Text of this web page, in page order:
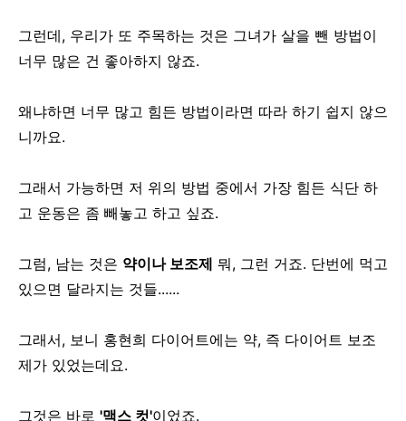
그런데, 우리가 또 주목하는 것은 그녀가 살을 뺀 방법이
너무 많은 건 좋아하지 않죠.
왜냐하면 너무 많고 힘든 방법이라면 따라 하기 쉽지 않으
니까요.
그래서 가능하면 저 위의 방법 중에서 가장 힘든 식단 하
고 운동은 좀 빼놓고 하고 싶죠.
그럼, 남는 것은 약이나 보조제 뭐, 그런 거죠. 단번에 먹고
있으면 달라지는 것들......
그래서, 보니 홍현희 다이어트에는 약, 즉 다이어트 보조
제가 있었는데요.
그것은 바로 '맥스 컷'이었죠.